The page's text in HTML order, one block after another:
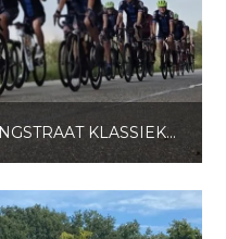
TCW SCHITTERT BIJ DE LANGSTRAAT KLASSIEKER